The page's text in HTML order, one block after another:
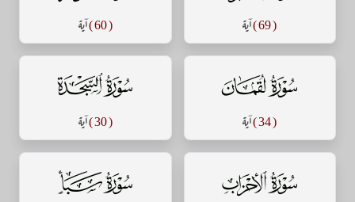
( 69 ) آية ( 60 ) آية
سورة لقمان
( 34 ) آية
سورة السجدة
( 30 ) آية
سورة الأحزاب سورة سبأ